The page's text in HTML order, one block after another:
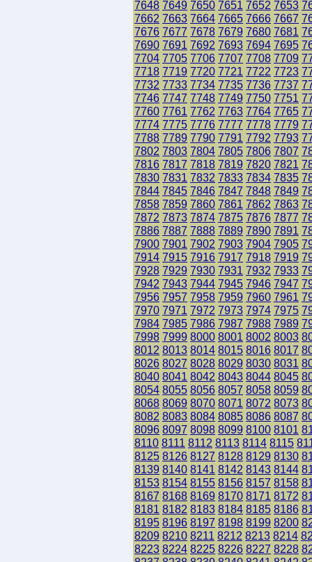
7648 7649 7650 7651 7652 7653
7662 7663 7664 7665 7666 7667
7676 7677 7678 7679 7680 7681
7690 7691 7692 7693 7694 7695
7704 7705 7706 7707 7708 7709
7718 7719 7720 7721 7722 7723
7732 7733 7734 7735 7736 7737
7746 7747 7748 7749 7750 7751
7760 7761 7762 7763 7764 7765
7774 7775 7776 7777 7778 7779
7788 7789 7790 7791 7792 7793
7802 7803 7804 7805 7806 7807
7816 7817 7818 7819 7820 7821
7830 7831 7832 7833 7834 7835
7844 7845 7846 7847 7848 7849
7858 7859 7860 7861 7862 7863
7872 7873 7874 7875 7876 7877
7886 7887 7888 7889 7890 7891
7900 7901 7902 7903 7904 7905
7914 7915 7916 7917 7918 7919
7928 7929 7930 7931 7932 7933
7942 7943 7944 7945 7946 7947
7956 7957 7958 7959 7960 7961
7970 7971 7972 7973 7974 7975
7984 7985 7986 7987 7988 7989
7998 7999 8000 8001 8002 8003
8012 8013 8014 8015 8016 8017
8026 8027 8028 8029 8030 8031
8040 8041 8042 8043 8044 8045
8054 8055 8056 8057 8058 8059
8068 8069 8070 8071 8072 8073
8082 8083 8084 8085 8086 8087
8096 8097 8098 8099 8100 8101
8110 8111 8112 8113 8114 8115
8125 8126 8127 8128 8129 8130
8139 8140 8141 8142 8143 8144
8153 8154 8155 8156 8157 8158
8167 8168 8169 8170 8171 8172
8181 8182 8183 8184 8185 8186
8195 8196 8197 8198 8199 8200
8209 8210 8211 8212 8213 8214
8223 8224 8225 8226 8227 8228